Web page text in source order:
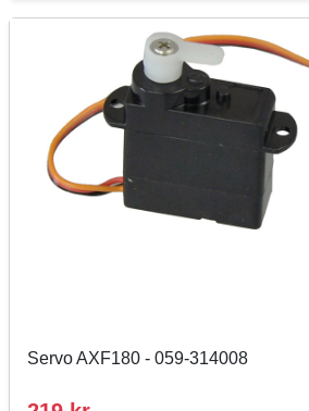
Servo AXF180 - 059-314008